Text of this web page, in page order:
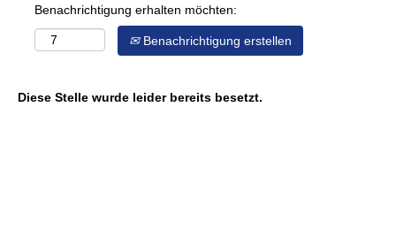
Benachrichtigung erhalten möchten:
Benachrichtigung erstellen
Diese Stelle wurde leider bereits besetzt.